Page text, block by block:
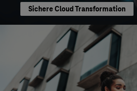
Sichere Cloud Transformation